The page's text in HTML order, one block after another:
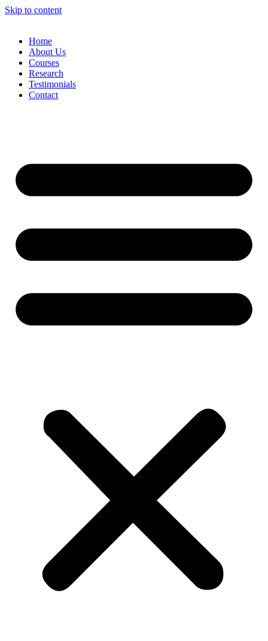
Skip to content
Home
About Us
Courses
Research
Testimonials
Contact